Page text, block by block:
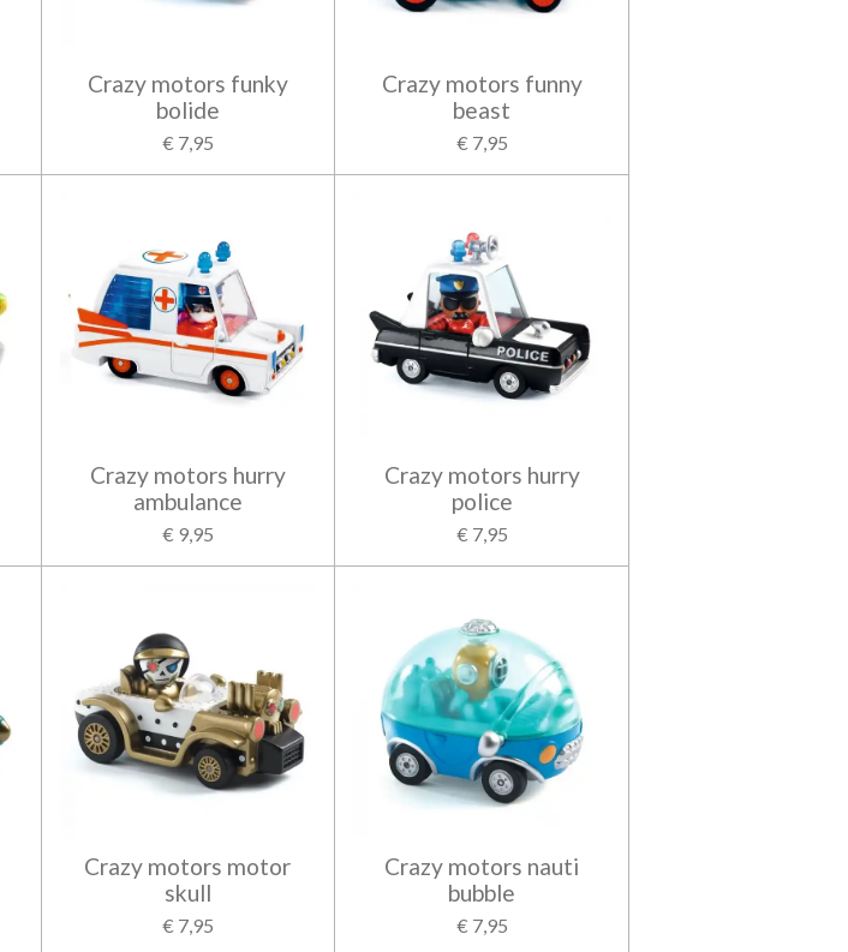
Crazy motors funky
bolide
€ 7,95
Crazy motors funny
beast
€ 7,95
Crazy motors hurry
ambulance
€ 9,95
Crazy motors hurry
police
€ 7,95
Crazy motors motor
skull
€ 7,95
Crazy motors nauti
bubble
€ 7,95